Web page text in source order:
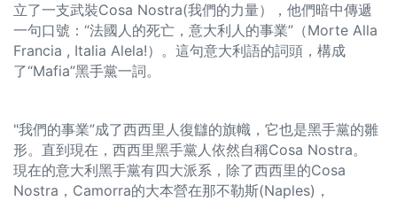
立了一支武裝Cosa Nostra(我們的力量），他們暗中傳遞
一句口號：“法國人的死亡，意大利人的事業”（Morte Alla
Francia , Italia Alela!）。這句意大利語的詞頭，構成
了“Mafia”黑手黨一詞。
"我們的事業”成了西西里人復讎的旗幟，它也是黑手黨的雛
形。直到現在，西西里黑手黨人依然自稱Cosa Nostra。
現在的意大利黑手黨有四大派系，除了西西里的Cosa
Nostra，Camorra的大本營在那不勒斯(Naples)，